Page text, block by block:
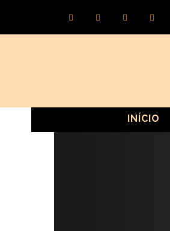
INÍCIO